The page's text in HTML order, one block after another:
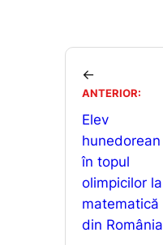
b
o
je
z
←
ANTERIOR:
Elev
hunedorean
în topul
olimpicilor la
matematică
din România